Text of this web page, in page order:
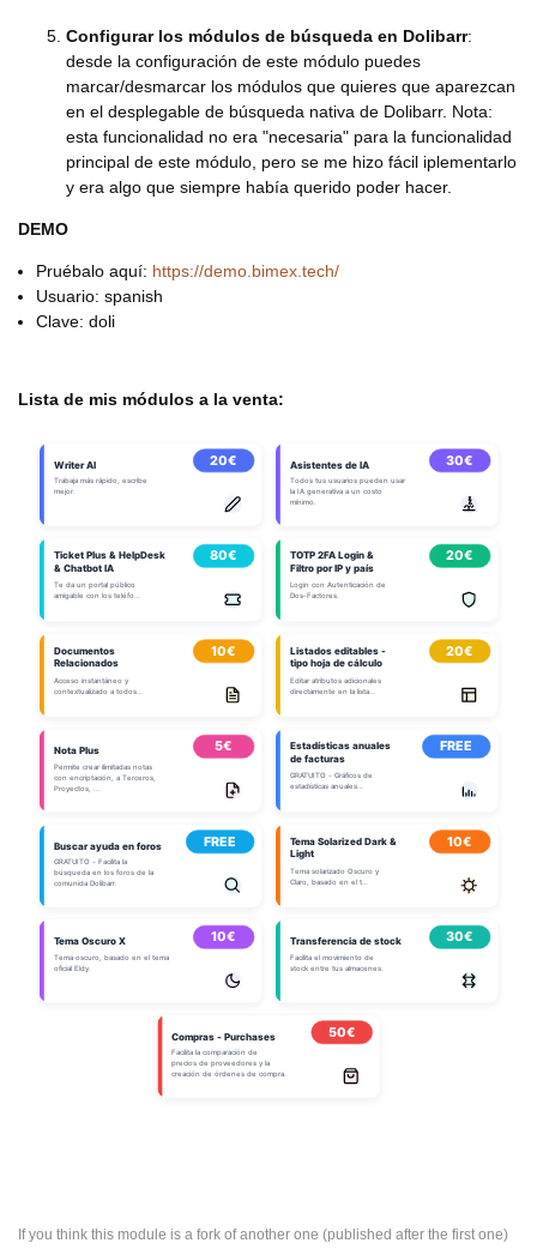
Configurar los módulos de búsqueda en Dolibarr:
desde la configuración de este módulo puedes
marcar/desmarcar los módulos que quieres que aparezcan
en el desplegable de búsqueda nativa de Dolibarr. Nota:
esta funcionalidad no era "necesaria" para la funcionalidad
principal de este módulo, pero se me hizo fácil iplementarlo
y era algo que siempre había querido poder hacer.
DEMO
Pruébalo aquí: https://demo.bimex.tech/
Usuario: spanish
Clave: doli
Lista de mis módulos a la venta:
If you think this module is a fork of another one (published after the first one)